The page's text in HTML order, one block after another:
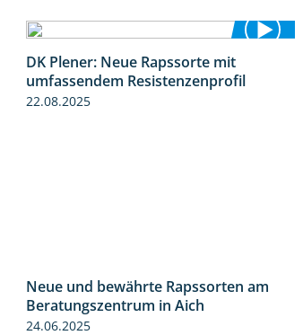
DK Plener: Neue Rapssorte mit
umfassendem Resistenzenprofil
22.08.2025
Neue und bewährte Rapssorten am
Beratungszentrum in Aich